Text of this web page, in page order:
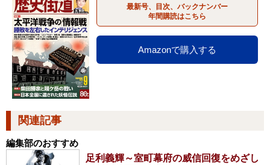
最新号、目次、バックナンバー
年間購読はこちら
Amazonで購入する
関連記事
編集部のおすすめ
足利義輝～室町幕府の威信回復をめざし